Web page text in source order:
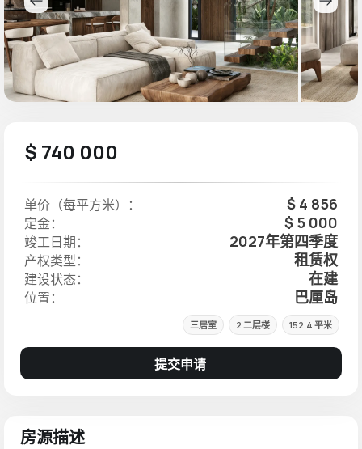
$ 740 000
单价（每平方米）： $ 4 856
定金： $ 5 000
竣工日期： 2027年第四季度
产权类型： 租赁权
建设状态： 在建
位置： 巴厘岛
三居室 2 二层楼 152.4 平米
提交申请
房源描述